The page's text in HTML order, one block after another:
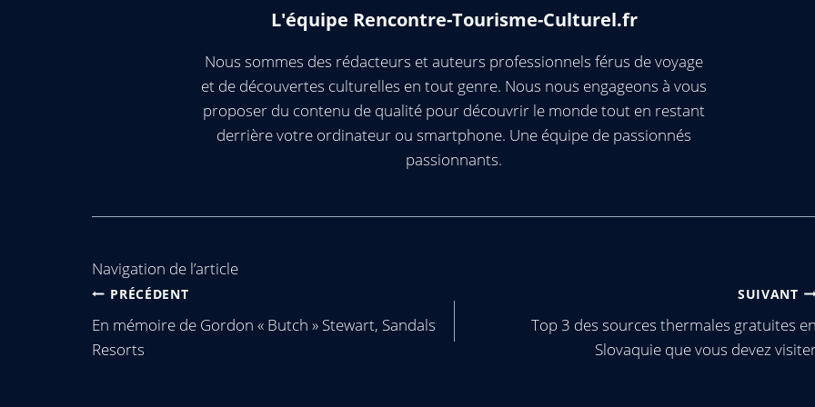
L'équipe Rencontre-Tourisme-Culturel.fr
Nous sommes des rédacteurs et auteurs professionnels férus de voyage
et de découvertes culturelles en tout genre. Nous nous engageons à vous
proposer du contenu de qualité pour découvrir le monde tout en restant
derrière votre ordinateur ou smartphone. Une équipe de passionnés
passionnants.
Navigation de l’article
PRÉCÉDENT
En mémoire de Gordon « Butch » Stewart, Sandals
Resorts
SUIVANT
Top 3 des sources thermales gratuites
Slovaquie que vous devez